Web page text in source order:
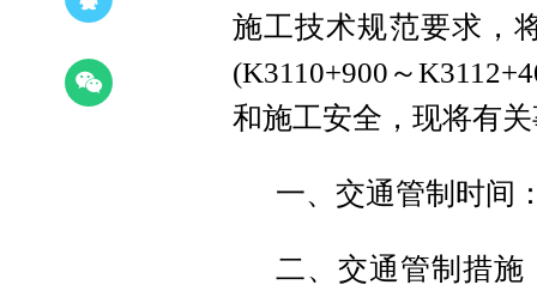
施工技术规范要求，
(K3110+900～
和施工安全，现将有
一、交通管制时间
二、交通管制措施